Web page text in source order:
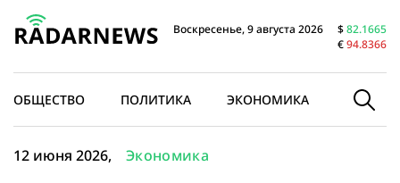
Воскресенье, 9 августа 2026 $82.1665
€94.8366
ОБЩЕСТВО ПОЛИТИКА ЭКОНОМИКА В МИРЕ
12 июня 2026, Экономика